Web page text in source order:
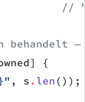
//
behandelt
{
, s. len());